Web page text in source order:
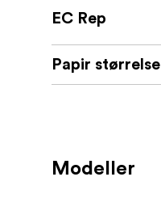
EC Rep
Papir størrelse
Modeller